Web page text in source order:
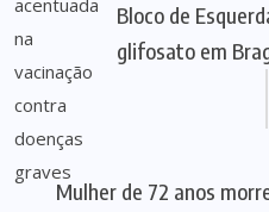
Bloco de
glifosato em
Mulher de 72 anos